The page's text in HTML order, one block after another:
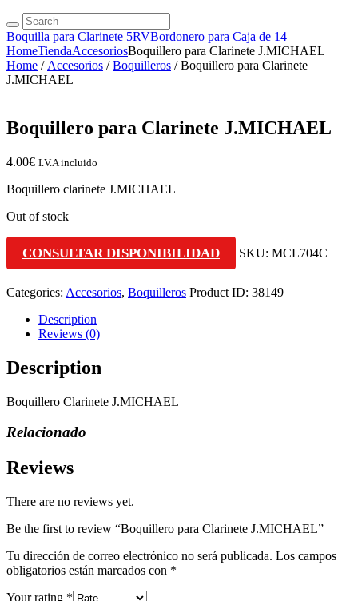
Boquilla para Clarinete 5RVBordonero para Caja de 14
HomeTiendaAccesoriosBoquillero para Clarinete J.MICHAEL
Home / Accesorios /Boquilleros / Boquillero para Clarinete
J.MICHAEL
Boquillero para Clarinete J.MICHAEL
4.00€ I.V.A incluido
Boquillero clarinete J.MICHAEL
Out of stock
CONSULTAR DISPONIBILIDAD SKU: MCL704C
Categories: Accesorios, Boquilleros Product ID: 38149
Description
Reviews (0)
Description
Boquillero Clarinete J.MICHAEL
Relacionado
Reviews
There are no reviews yet.
Be the first to review “Boquillero para Clarinete J.MICHAEL”
Tu dirección de correo electrónico no será publicada. Los campos
obligatorios están marcados con *
Your rating *